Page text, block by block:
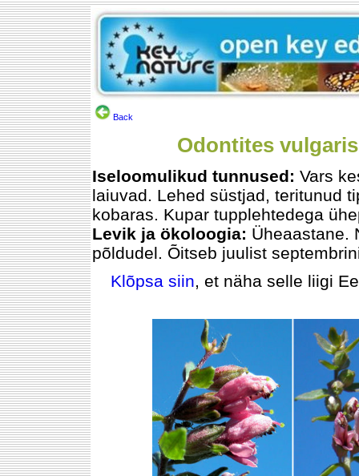
Back
Odontites
Iseloomulikud tunnused: Vars
laiuvad. Lehed süstjad, teritunud
kobaras. Kupar tupplehtedega
Levik ja ökoloogia: Üheaastane.
põldudel. Õitseb juulist
Klõpsa siin, et näha selle liigi